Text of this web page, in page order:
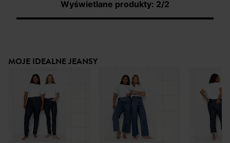
Wyświetlane produkty: 2/2
MOJE IDEALNE JEANSY